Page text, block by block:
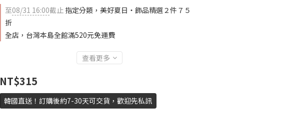
至08/31 16:00截止 指定分類，美好夏日‧飾品精選２件７５
折
全店，台灣本島全館滿520元免運費
查看更多
NT$315
韓國直送！訂購後約7-30天可交貨，歡迎先私訊